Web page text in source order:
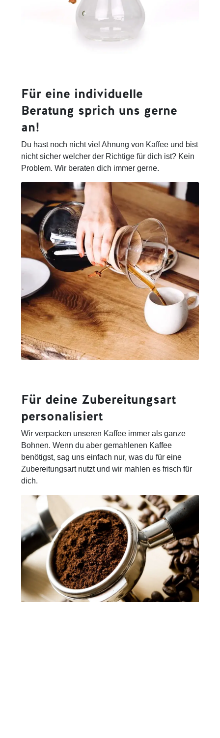
Für eine individuelle
Beratung sprich uns gerne
an!
Du hast noch nicht viel Ahnung von Kaffee und bist
nicht sicher welcher der Richtige für dich ist? Kein
Problem. Wir beraten dich immer gerne.
Für deine Zubereitungsart
personalisiert
Wir verpacken unseren Kaffee immer als ganze
Bohnen. Wenn du aber gemahlenen Kaffee
benötigst, sag uns einfach nur, was du für eine
Zubereitungsart nutzt und wir mahlen es frisch für
dich.